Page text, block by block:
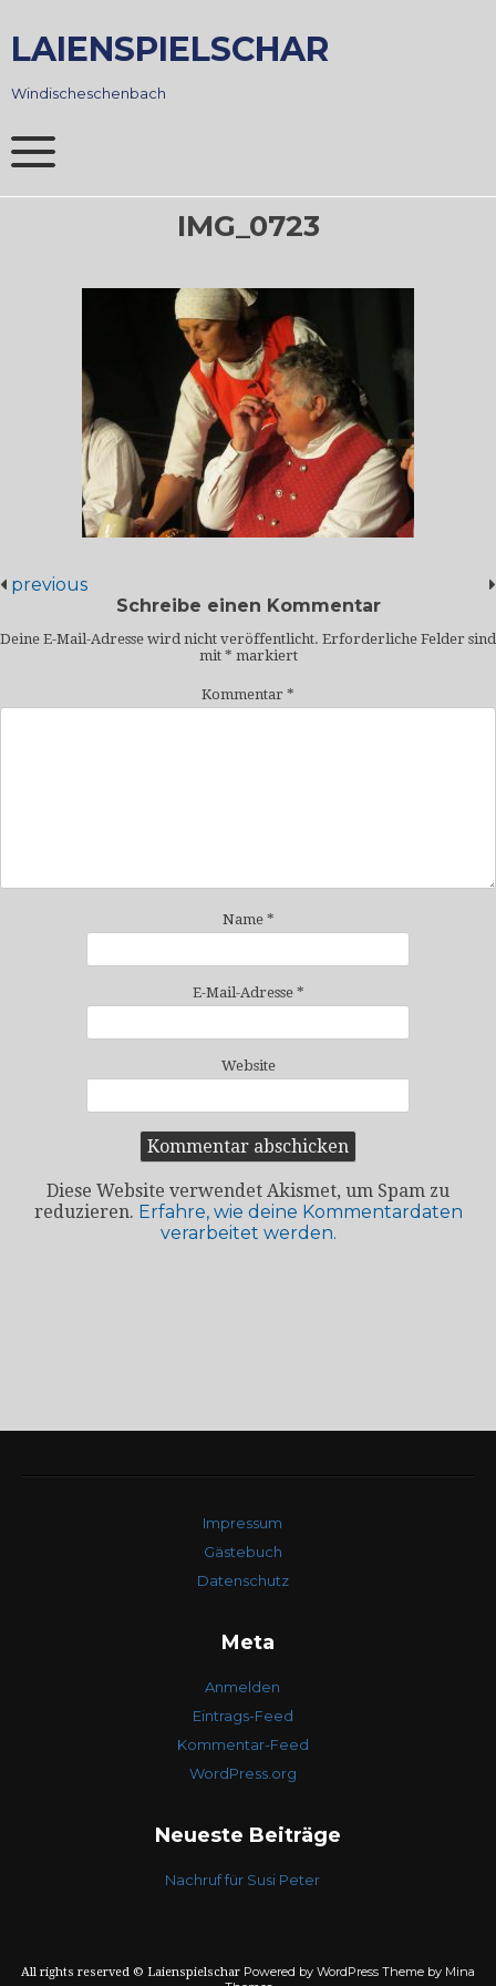
to
content
LAIENSPIELSCHAR
Windischeschenbach
IMG_0723
previous
Schreibe einen Kommentar
Deine E-Mail-Adresse wird nicht veröffentlicht. Erforderliche Felder sind
mit * markiert
Kommentar *
Name *
E-Mail-Adresse *
Website
Diese Website verwendet Akismet, um Spam zu
reduzieren. Erfahre, wie deine Kommentardaten
verarbeitet werden.
Impressum
Gästebuch
Datenschutz
Meta
Anmelden
Eintrags-Feed
Kommentar-Feed
WordPress.org
Neueste Beiträge
Nachruf für Susi Peter
All rights reserved © Laienspielschar Powered by WordPress Theme by Mina